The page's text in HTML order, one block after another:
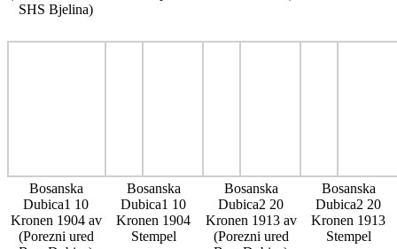
SHS Bjelina)
Bosanska
Dubica1 10
Kronen 1904 av
(Porezni ured
Bosanska
Dubica1 10
Kronen 1904
Stempel
Bosanska
Dubica2 20
Kronen 1913 av
(Porezni ured
Bosanska
Dubica2 20
Kronen 1913
Stempel